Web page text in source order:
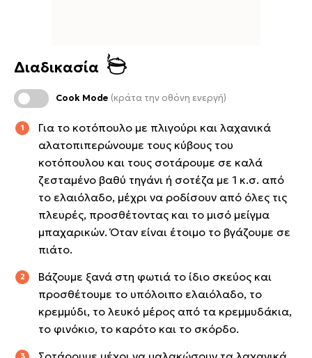
Διαδικασία
Cook Mode (κράτα την οθόνη ενεργή)
Για το κοτόπουλο με πλιγούρι και λαχανικά
αλατοπιπερώνουμε τους κύβους του
κοτόπουλου και τους σοτάρουμε σε καλά
ζεσταμένο βαθύ τηγάνι ή σοτέζα με 1 κ.σ. από
το ελαιόλαδο, μέχρι να ροδίσουν από όλες τις
πλευρές, προσθέτοντας και το μισό μείγμα
μπαχαρικών. Όταν είναι έτοιμο το βγάζουμε σε
πιάτο.
Βάζουμε ξανά στη φωτιά το ίδιο σκεύος και
προσθέτουμε το υπόλοιπο ελαιόλαδο, το
κρεμμύδι, το λευκό μέρος από τα κρεμμυδάκια,
το φινόκιο, το καρότο και το σκόρδο.